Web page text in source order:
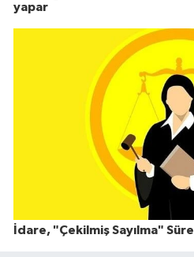
yapar
İdare, "Çekilmiş Sayılma"